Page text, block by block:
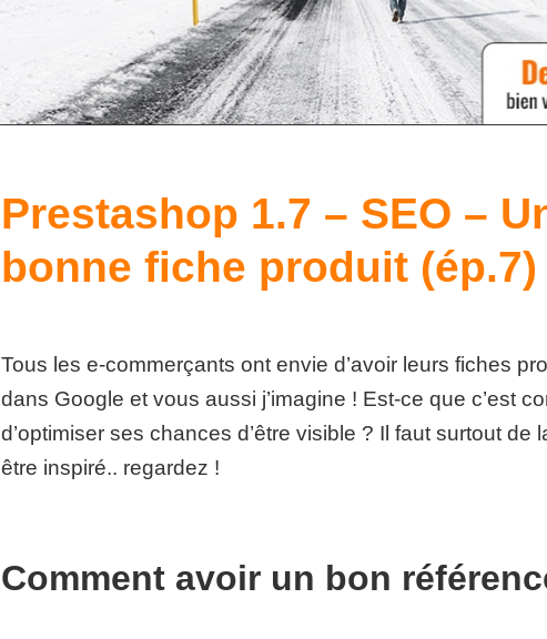
Prestashop 1.7 – SEO –
bonne fiche produit (ép.7)
Tous les e-commerçants ont envie d’avoir leurs fiches
dans Google et vous aussi j’imagine ! Est-ce que c’est
d’optimiser ses chances d’être visible ? Il faut surtout de
être inspiré.. regardez !
Comment avoir un bon